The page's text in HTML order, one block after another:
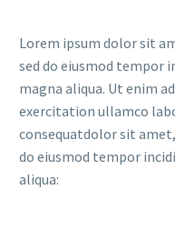
Lorem ipsum dolor sit
sed do eiusmod tempor
magna aliqua. Ut enim
exercitation ullamco
consequatdolor sit
do eiusmod tempor
aliqua: